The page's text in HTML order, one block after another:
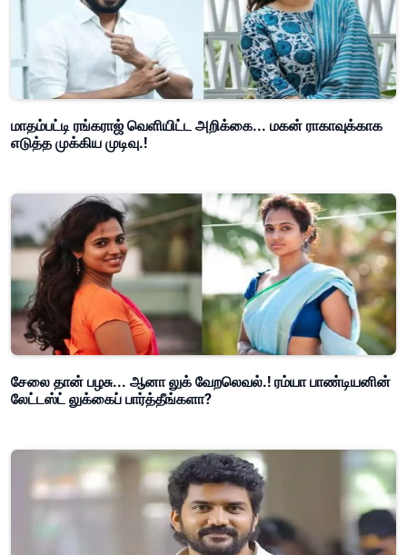
மாதம்பட்டி ரங்கராஜ் வெளியிட்ட அறிக்கை... மகன் ராகாவுக்காக
எடுத்த முக்கிய முடிவு.!
சேலை தான் பழசு... ஆனா லுக் வேறலெவல்.! ரம்யா பாண்டியனின்
லேட்டஸ்ட் லுக்கைப் பார்த்தீங்களா?